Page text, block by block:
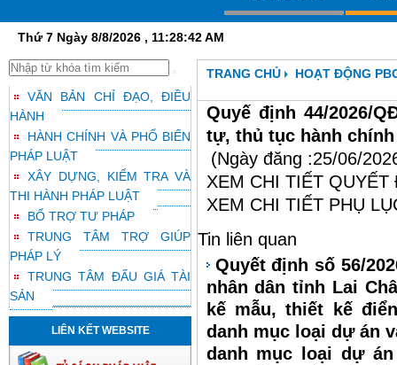
Thứ 7 Ngày 8/8/2026 , 11:28:43 AM
VĂN BẢN CHỈ ĐẠO, ĐIỀU
HÀNH
HÀNH CHÍNH VÀ PHỔ BIẾN
PHÁP LUẬT
XÂY DỰNG, KIỂM TRA VÀ
THI HÀNH PHÁP LUẬT
BỔ TRỢ TƯ PHÁP
TRUNG TÂM TRỢ GIÚP
PHÁP LÝ
TRUNG TÂM ĐẤU GIÁ TÀI
SẢN
LIÊN KẾT WEBSITE
TRANG CHỦ HOẠT ĐỘNG
Quyế định 44/2026/
tự, thủ tục hành
(Ngày đăng :25/06/
XEM CHI TIẾT
XEM CHI TIẾT PHỤ
Tin liên quan
Quyết định số 56/
nhân dân tỉnh Lai
kế mẫu, thiết kế
danh mục loại dự án
danh mục loại dự